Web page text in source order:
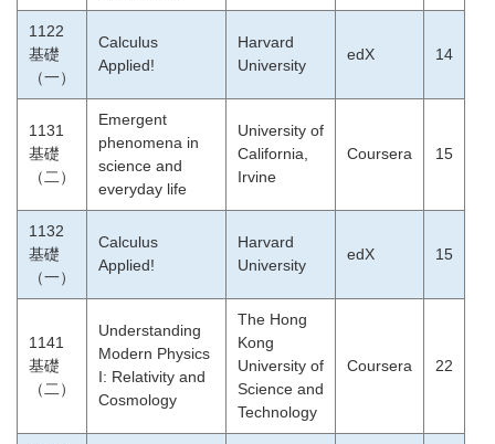
1122
基礎
（一）
Calculus
Applied!
Harvard
University
edX 14
1131
基礎
（二）
Emergent
phenomena in
science and
everyday life
University of
California,
Irvine
Coursera 15
1132
基礎
（一）
Calculus
Applied!
Harvard
University
edX 15
1141
基礎
（二）
Understanding
Modern Physics
I: Relativity and
Cosmology
The Hong
Kong
University of
Science and
Technology
Coursera 22